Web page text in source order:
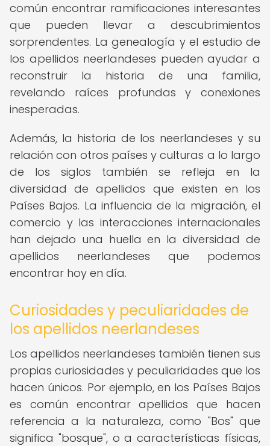
común encontrar ramificaciones interesantes
que pueden llevar a descubrimientos
sorprendentes. La genealogía y el estudio de
los apellidos neerlandeses pueden ayudar a
reconstruir la historia de una familia,
revelando raíces profundas y conexiones
inesperadas.
Además, la historia de los neerlandeses y su
relación con otros países y culturas a lo largo
de los siglos también se refleja en la
diversidad de apellidos que existen en los
Países Bajos. La influencia de la migración, el
comercio y las interacciones internacionales
han dejado una huella en la diversidad de
apellidos neerlandeses que podemos
encontrar hoy en día.
Curiosidades y peculiaridades de
los apellidos neerlandeses
Los apellidos neerlandeses también tienen sus
propias curiosidades y peculiaridades que los
hacen únicos. Por ejemplo, en los Países Bajos
es común encontrar apellidos que hacen
referencia a la naturaleza, como "Bos" que
significa "bosque", o a características físicas,